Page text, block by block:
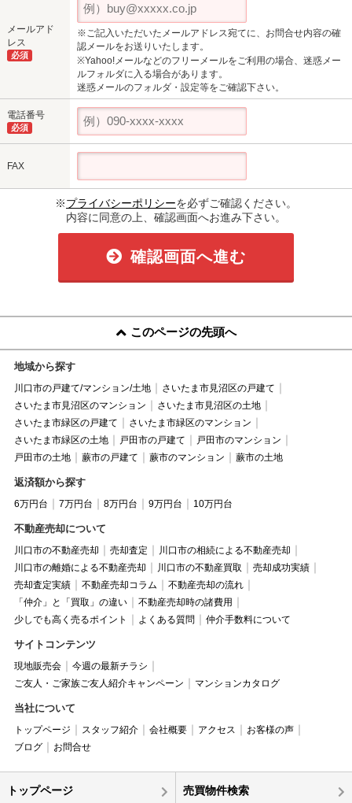
メールアド
レス
必須
※ご記入いただいたメールアドレス宛てに、お問合せ内容の確
認メールをお送りいたします。
※Yahoo!メールなどのフリーメールをご利用の場合、迷惑メー
ルフォルダに入る場合があります。
迷惑メールのフォルダ・設定等をご確認下さい。
電話番号
必須
FAX
※プライバシーポリシーを必ずご確認ください。
内容に同意の上、確認画面へお進み下さい。
確認画面へ進む
このページの先頭へ
地域から探す
川口市の戸建て/マンション/土地
さいたま市見沼区の戸建て
さいたま市見沼区のマンション
さいたま市見沼区の土地
さいたま市緑区の戸建て
さいたま市緑区のマンション
さいたま市緑区の土地
戸田市の戸建て
戸田市のマンション
戸田市の土地
蕨市の戸建て 蕨市のマンション 蕨市の土地
返済額から探す
6万円台 7万円台 8万円台 9万円台 10万円台
不動産売却について
川口市の不動産売却 売却査定
川口市の相続による不動産売却
川口市の離婚による不動産売却
川口市の不動産買取
売却成功実績
売却査定実績
不動産売却コラム
不動産売却の流れ
「仲介」と「買取」の違い
不動産売却時の諸費用
少しでも高く売るポイント
よくある質問 仲介手数料について
サイトコンテンツ
現地販売会
今週の最新チラシ
ご友人・ご家族ご友人紹介キャンペーン
マンションカタログ
当社について
トップページ スタッフ紹介 会社概要 アクセス
お客様の声
ブログ
お問合せ
トップページ 売買物件検索